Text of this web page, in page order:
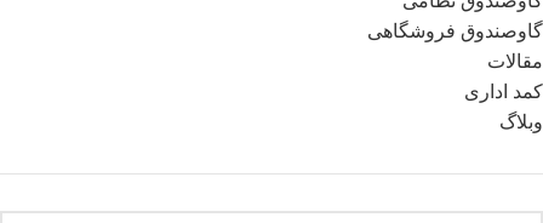
گاوصندوق فروشگاهی
مقالات
کمد اداری
وبلاگ